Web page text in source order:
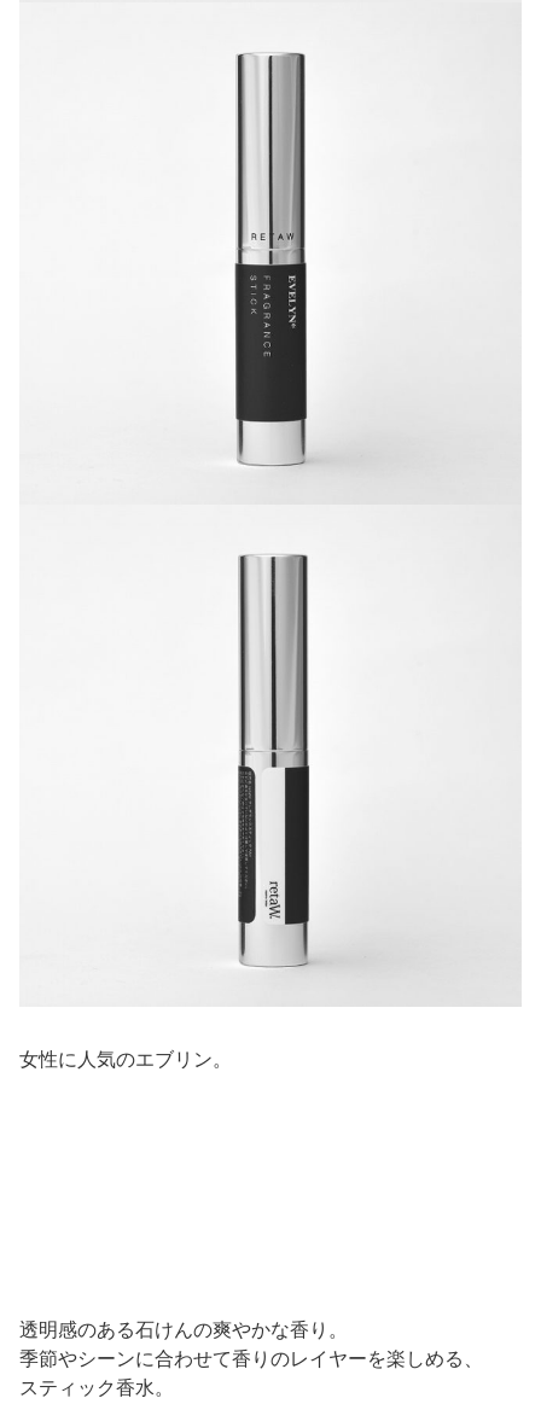
女性に人気のエブリン。
透明感のある石けんの爽やかな香り。
季節やシーンに合わせて香りのレイヤーを楽しめる、
スティック香水。